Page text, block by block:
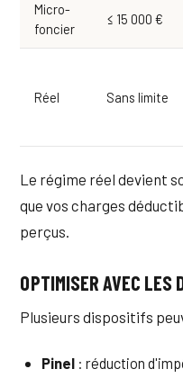
Micro-
foncier
≤ 15 000 €
Réel Sans limite
Le régime réel devient
que vos charges
perçus.
OPTIMISER AVEC LES
Plusieurs dispositifs
Pinel : réduction